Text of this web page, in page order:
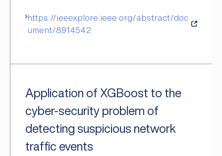
https://ieeexplore.ieee.org/abstract/doc
ument/8914542
Application of XGBoost to the
cyber-security problem of
detecting suspicious network
traffic events